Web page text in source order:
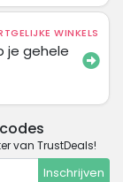
WINKELS
je gehele
van TrustDeals!
Inschrijven